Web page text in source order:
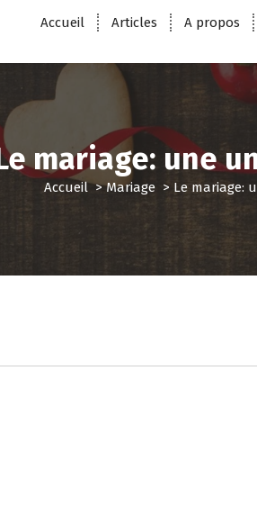
Accueil Articles A propos
mariage: une
Accueil>Mariage> Le mariage: